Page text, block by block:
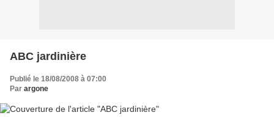
ABC jardinière
Publié le 18/08/2008 à 07:00
Par argone